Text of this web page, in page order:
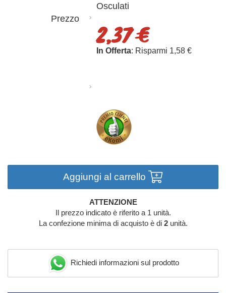
Osculati
Prezzo
2,37 €
In Offerta: Risparmi 1,58 €
Aggiungi al carrello
ATTENZIONE
Il prezzo indicato è riferito a 1 unità.
La confezione minima di acquisto è di 2unità.
Richiedi informazioni sul prodotto